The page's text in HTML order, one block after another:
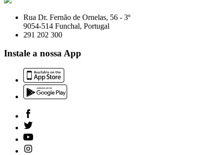
Rua Dr. Fernão de Ornelas, 56 - 3º
9054-514 Funchal, Portugal
291 202 300
Instale a nossa App